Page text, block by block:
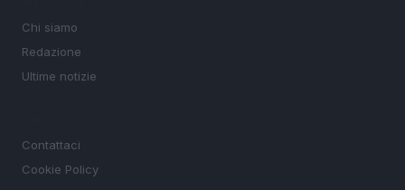
Chi siamo
Redazione
Ultime notizie
Contattaci
Cookie Policy